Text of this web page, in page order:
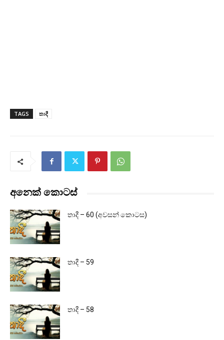
TAGS තාදී
අනෙක් කොටස්
තාදී – 60 (අවසන් කොටස)
තාදී – 59
තාදී – 58